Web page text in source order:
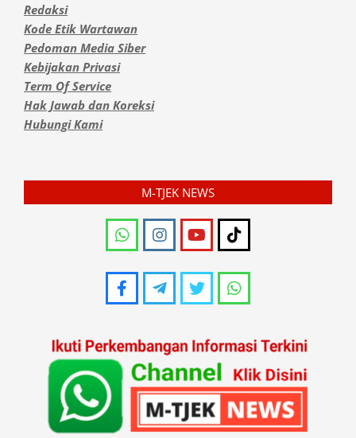
Redaksi
Kode Etik Wartawan
Pedoman Media Siber
Kebijakan Privasi
Term Of Service
Hak Jawab dan Koreksi
Hubungi Kami
M-TJEK NEWS